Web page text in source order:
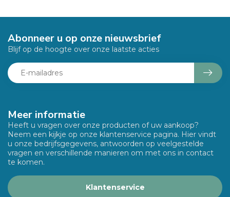
Meer informatie
Heeft u vragen over onze producten of uw aankoop?
Neem een kijkje op onze klantenservice pagina. Hier vindt
u onze bedrijfsgegevens, antwoorden op veelgestelde
vragen en verschillende manieren om met ons in contact
te komen.
Klantenservice
Abonneer u op onze nieuwsbrief
Blijf op de hoogte over onze laatste acties